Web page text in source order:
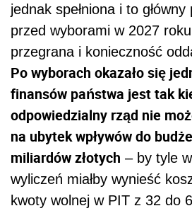
jednak spełniona i to
przed wyborami w 2027
przegrana i konieczność
Po wyborach okazało się
finansów państwa jest tak
odpowiedzialny rząd nie
na ubytek wpływów do
miliardów złotych – by tyle
wyliczeń miałby wynieść
kwoty wolnej w PIT z 32 do